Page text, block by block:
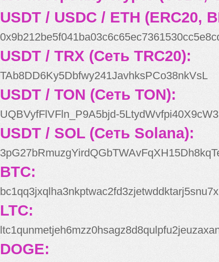
USDT / USDC / ETH (ERC20,
USDT / TRX (Сеть TRC20):
TAb8DD6Ky5Dbfwy241JavhksPCo38nkVsL
USDT / TON (Сеть TON):
UQBVyfFlVFln_P9A5bjd-
USDT / SOL (Сеть Solana):
BTC:
bc1qq3jxqlha3nkptwac2fd3zjetwddktarj5snu7x
LTC:
DOGE: